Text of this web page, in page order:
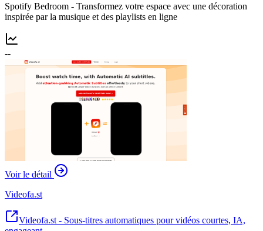
Spotify Bedroom - Transformez votre espace avec une décoration
inspirée par la musique et des playlists en ligne
--
Voir le détail
Videofa.st
Videofa.st - Sous-titres automatiques pour vidéos courtes, IA,